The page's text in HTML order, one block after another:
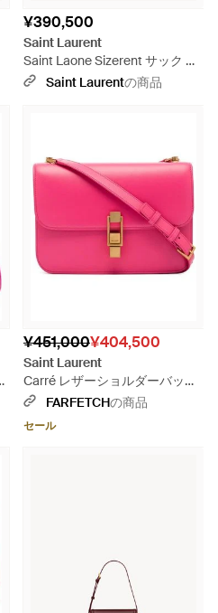
¥390,500
Saint Laurent
Saint Laone Sizerent サック ド
ジュール ナノ（スムースレザ
Saint Laurentの商品
¥451,000¥404,500
Saint Laurent
Carré レザーショルダーバッグ
- ピンクFARFETCHの商品
セール